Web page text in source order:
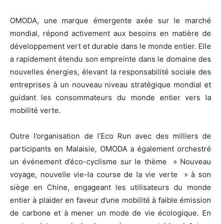
OMODA, une marque émergente axée sur le marché
mondial, répond activement aux besoins en matière de
développement vert et durable dans le monde entier. Elle
a rapidement étendu son empreinte dans le domaine des
nouvelles énergies, élevant la responsabilité sociale des
entreprises à un nouveau niveau stratégique mondial et
guidant les consommateurs du monde entier vers la
mobilité verte.
Outre l’organisation de l’Eco Run avec des milliers de
participants en Malaisie, OMODA a également orchestré
un événement d’éco-cyclisme sur le thème » Nouveau
voyage, nouvelle vie-la course de la vie verte » à son
siège en Chine, engageant les utilisateurs du monde
entier à plaider en faveur d’une mobilité à faible émission
de carbone et à mener un mode de vie écologique. En